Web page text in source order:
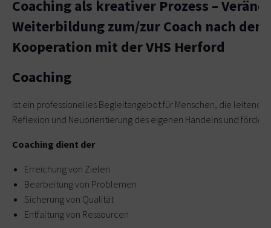
Coaching als kreativer Prozess –
Weiterbildung zum/zur Coach nach den
Kooperation mit der VHS Herford
Coaching
ist ein professionelles Begleitangebot für Menschen, die leitend
Reflexion und Neuorientierung des eigenen Handelns und
Coaching dient der
Erreichung von Zielen
Bearbeitung von Problemen
Sicherung von Qualität
Entfaltung von Ressourcen